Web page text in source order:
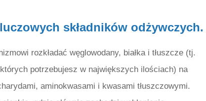
składników odżywczych.
rozkładać węglowodany, białka i tłuszcze (tj.
potrzebujesz w największych ilościach) na
aminokwasami i kwasami tłuszczowymi.